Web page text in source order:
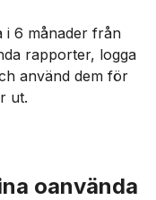
i 6 månader från
rapporter, logga
använd dem för
ut.
oanvända